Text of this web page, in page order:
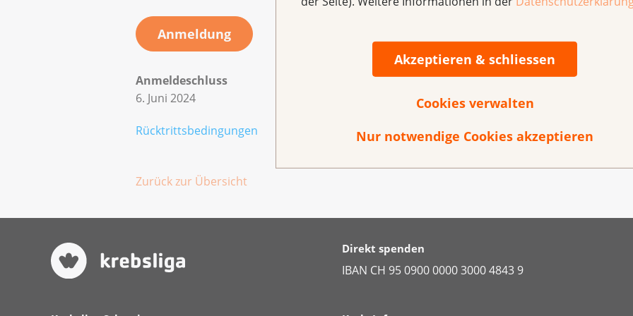
Akzeptieren & schliessen
Cookies verwalten
Nur notwendige Cookies akzeptieren
Anmeldung
Anmeldeschluss
6. Juni 2024
Rücktrittsbedingungen
Zurück zur Übersicht
Direkt spenden
IBAN CH 95 0900 0000 3000 4843 9